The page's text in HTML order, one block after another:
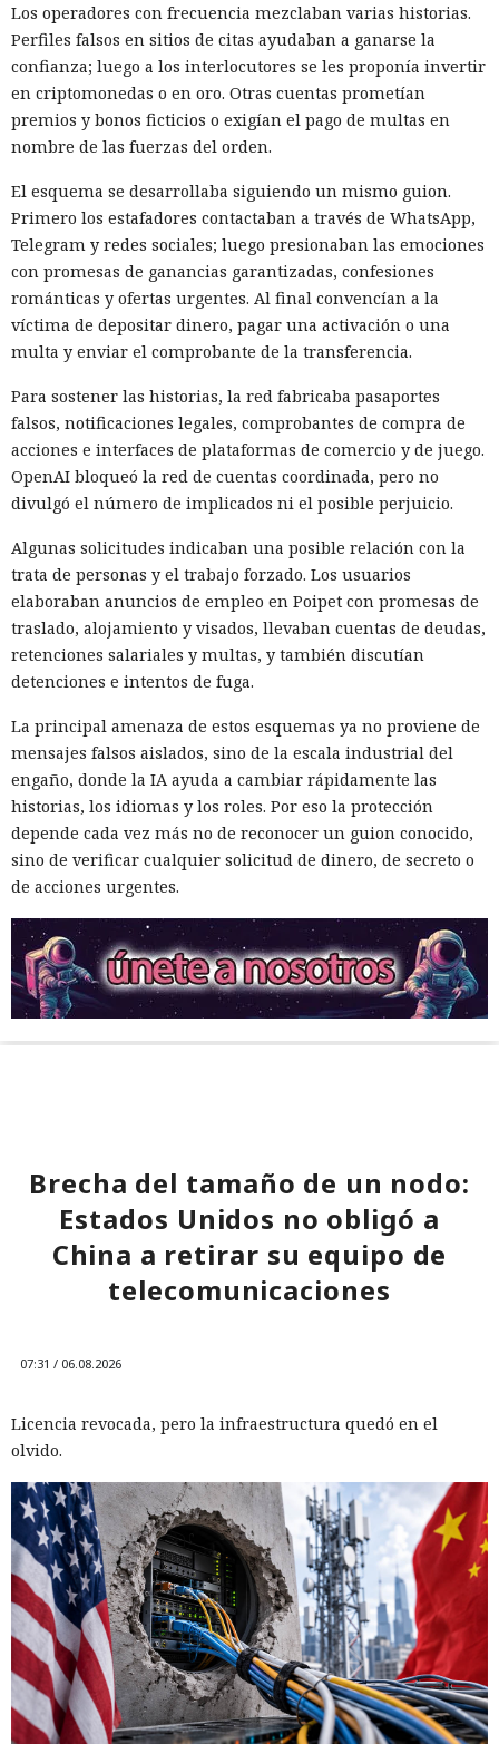
Los operadores con frecuencia mezclaban varias historias.
Perfiles falsos en sitios de citas ayudaban a ganarse la
confianza; luego a los interlocutores se les proponía invertir
en criptomonedas o en oro. Otras cuentas prometían
premios y bonos ficticios o exigían el pago de multas en
nombre de las fuerzas del orden.
El esquema se desarrollaba siguiendo un mismo guion.
Primero los estafadores contactaban a través de WhatsApp,
Telegram y redes sociales; luego presionaban las emociones
con promesas de ganancias garantizadas, confesiones
románticas y ofertas urgentes. Al final convencían a la
víctima de depositar dinero, pagar una activación o una
multa y enviar el comprobante de la transferencia.
Para sostener las historias, la red fabricaba pasaportes
falsos, notificaciones legales, comprobantes de compra de
acciones e interfaces de plataformas de comercio y de juego.
OpenAI bloqueó la red de cuentas coordinada, pero no
divulgó el número de implicados ni el posible perjuicio.
Algunas solicitudes indicaban una posible relación con la
trata de personas y el trabajo forzado. Los usuarios
elaboraban anuncios de empleo en Poipet con promesas de
traslado, alojamiento y visados, llevaban cuentas de deudas,
retenciones salariales y multas, y también discutían
detenciones e intentos de fuga.
La principal amenaza de estos esquemas ya no proviene de
mensajes falsos aislados, sino de la escala industrial del
engaño, donde la IA ayuda a cambiar rápidamente las
historias, los idiomas y los roles. Por eso la protección
depende cada vez más no de reconocer un guion conocido,
sino de verificar cualquier solicitud de dinero, de secreto o
de acciones urgentes.
Brecha del tamaño de un nodo:
Estados Unidos no obligó a
China a retirar su equipo de
telecomunicaciones
07:31 / 06.08.2026
Licencia revocada, pero la infraestructura quedó en el
olvido.